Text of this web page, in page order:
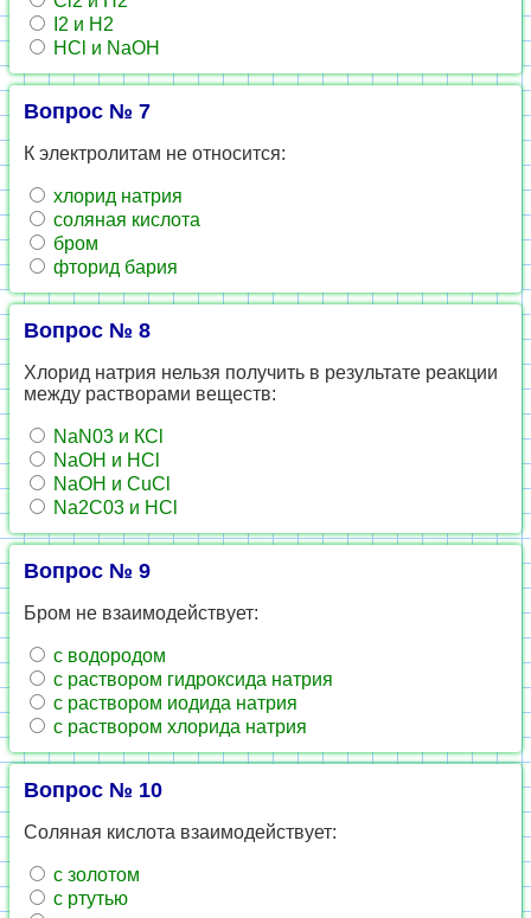
I2 и Н2
НСl и NaOH
Вопрос № 7
К электролитам не относится:
хлорид натрия
соляная кислота
бром
фторид бария
Вопрос № 8
Хлорид натрия нельзя получить в результате реакции
между растворами веществ:
NaN03 и КСl
NaOH и НСl
NaOH и CuCl
Na2C03 и HCl
Вопрос № 9
Бром не взаимодействует:
с водородом
с раствором гидроксида натрия
с раствором иодида натрия
с раствором хлорида натрия
Вопрос № 10
Соляная кислота взаимодействует:
с золотом
с ртутью